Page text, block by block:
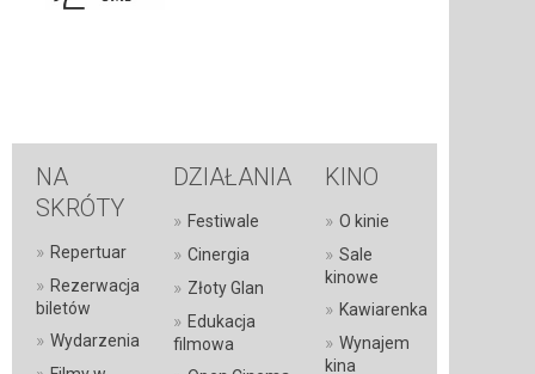
NA
SKRÓTY
» Repertuar
» Rezerwacja
biletów
» Wydarzenia
DZIAŁANIA
» Festiwale
» Cinergia
» Złoty Glan
» Edukacja
filmowa
KINO
» O kinie
» Sale
kinowe
» Kawiarenka
» Wynajem
kina